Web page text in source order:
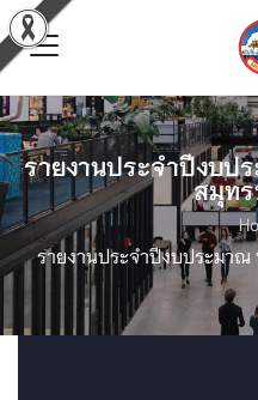
รายงานประจำปีงบป
สมุท
รายงานประจำปีงบประมาณ